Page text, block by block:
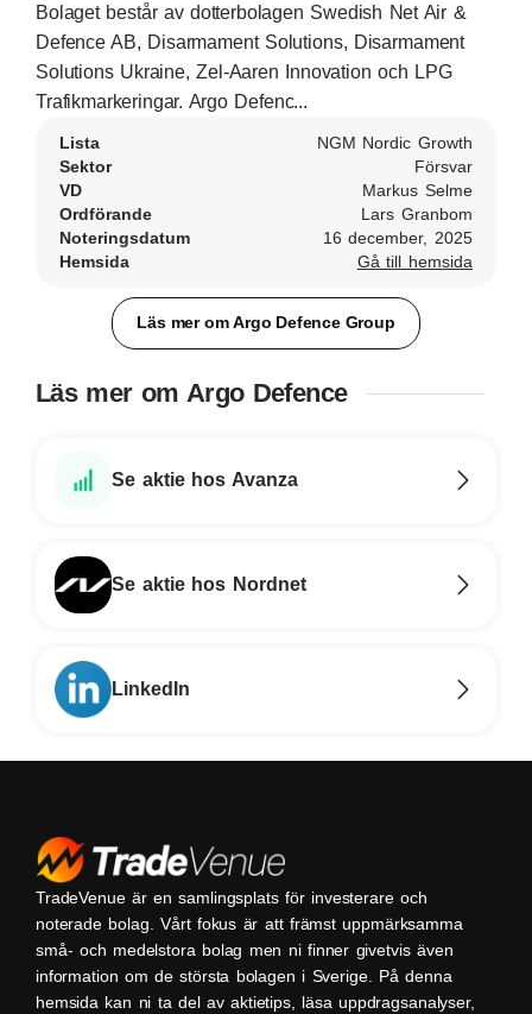
Bolaget består av dotterbolagen Swedish Net Air &
Defence AB, Disarmament Solutions, Disarmament
Solutions Ukraine, Zel-Aaren Innovation och LPG
Trafikmarkeringar. Argo Defenc...
Lista
NGM Nordic Growth
Sektor
Försvar
VD
Markus Selme
Ordförande
Lars Granbom
Noteringsdatum
16 december, 2025
Hemsida
Gå till hemsida
Läs mer om Argo Defence Group
Läs mer om Argo Defence
Se aktie hos Avanza
Se aktie hos Nordnet
LinkedIn
TradeVenue är en samlingsplats för investerare och
noterade bolag. Vårt fokus är att främst uppmärksamma
små- och medelstora bolag men ni finner givetvis även
information om de största bolagen i Sverige. På denna
hemsida kan ni ta del av aktietips, läsa uppdragsanalyser,